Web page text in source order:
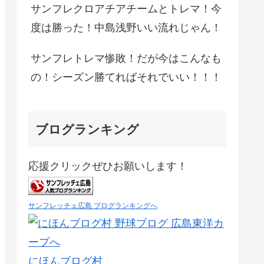
サンフレクロアチアチームとトレマ！今
度は勝った！中島浅野いい流れじゃん！
サンフレトレマ惨敗！だが今はこんなも
の！シーズン勝てればそれでいい！！！
ブログランキング
応援クリックぜひお願いします！
サンフレッチェ広島 ブログランキングへ
にほんブログ村